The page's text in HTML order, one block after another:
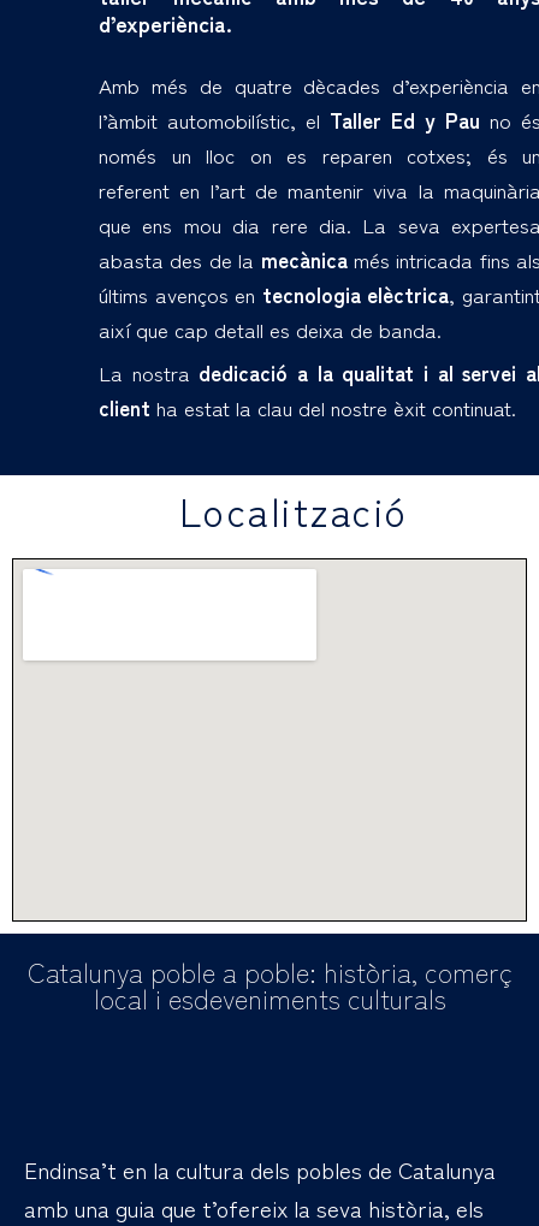
d’experiència.
Amb més de quatre dècades d’experiència
l’àmbit automobilístic, el Taller Ed y Pau no
només un lloc on es reparen cotxes; és
referent en l’art de mantenir viva la
que ens mou dia rere dia. La seva
abasta des de la mecànicamés intricada fins
últims avenços en tecnologia elèctrica,
així que cap detall es deixa de banda.
La nostra dedicació a la qualitat i al servei
client ha estat la clau del nostre èxit continuat.
Localització
Catalunya poble a poble: història, comerç
local i esdeveniments culturals
Endinsa’t en la cultura dels pobles de Catalunya
amb una guia que t’ofereix la seva història, els